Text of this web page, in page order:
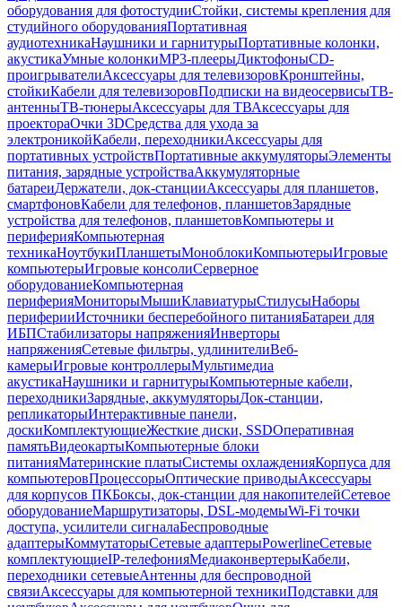
оборудования для фотостудииСтойки, системы крепления для
студийного оборудованияПортативная
аудиотехникаНаушники и гарнитурыПортативные колонки,
акустикаУмные колонкиMP3-плеерыДиктофоныCD-
проигрывателиАксессуары для телевизоровКронштейны,
стойкиКабели для телевизоровПодписки на видеосервисыТВ-
антенныТВ-тюнерыАксессуары для ТВАксессуары для
проектораОчки 3DСредства для ухода за
электроникойКабели, переходникиАксессуары для
портативных устройствПортативные аккумуляторыЭлементы
питания, зарядные устройстваАккумуляторные
батареиДержатели, док-станцииАксессуары для планшетов,
смартфоновКабели для телефонов, планшетовЗарядные
устройства для телефонов, планшетовКомпьютеры и
периферияКомпьютерная
техникаНоутбукиПланшетыМоноблокиКомпьютерыИгровые
компьютерыИгровые консолиСерверное
оборудованиеКомпьютерная
периферияМониторыМышиКлавиатурыСтилусыНаборы
периферииИсточники бесперебойного питанияБатареи для
ИБПСтабилизаторы напряженияИнверторы
напряженияСетевые фильтры, удлинителиВеб-
камерыИгровые контроллерыМультимедиа
акустикаНаушники и гарнитурыКомпьютерные кабели,
переходникиЗарядные, аккумуляторыДок-станции,
репликаторыИнтерактивные панели,
доскиКомплектующиеЖесткие диски, SSDОперативная
памятьВидеокартыКомпьютерные блоки
питанияМатеринские платыСистемы охлажденияКорпуса для
компьютеровПроцессорыОптические приводыАксессуары
для корпусов ПКБоксы, док-станции для накопителейСетевое
оборудованиеМаршрутизаторы, DSL-модемыWi-Fi точки
доступа, усилители сигналаБеспроводные
адаптерыКоммутаторыСетевые адаптерыPowerlineСетевые
комплектующиеIP-телефонияМедиаконвертерыКабели,
переходники сетевыеАнтенны для беспроводной
связиАксессуары для компьютерной техникиПодставки для